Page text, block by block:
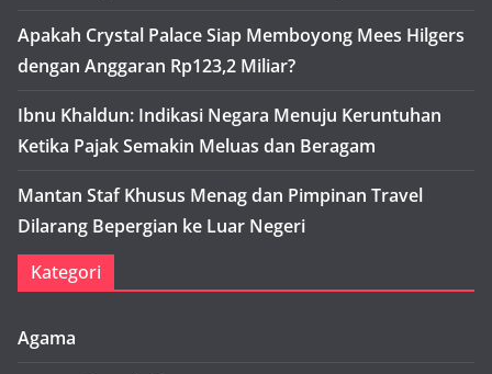
Apakah Crystal Palace Siap Memboyong Mees Hilgers
dengan Anggaran Rp123,2 Miliar?
Ibnu Khaldun: Indikasi Negara Menuju Keruntuhan
Ketika Pajak Semakin Meluas dan Beragam
Mantan Staf Khusus Menag dan Pimpinan Travel
Dilarang Bepergian ke Luar Negeri
Kategori
Agama